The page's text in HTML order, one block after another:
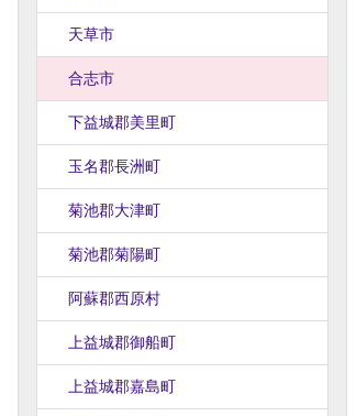
天草市
合志市
下益城郡美里町
玉名郡長洲町
菊池郡大津町
菊池郡菊陽町
阿蘇郡西原村
上益城郡御船町
上益城郡嘉島町